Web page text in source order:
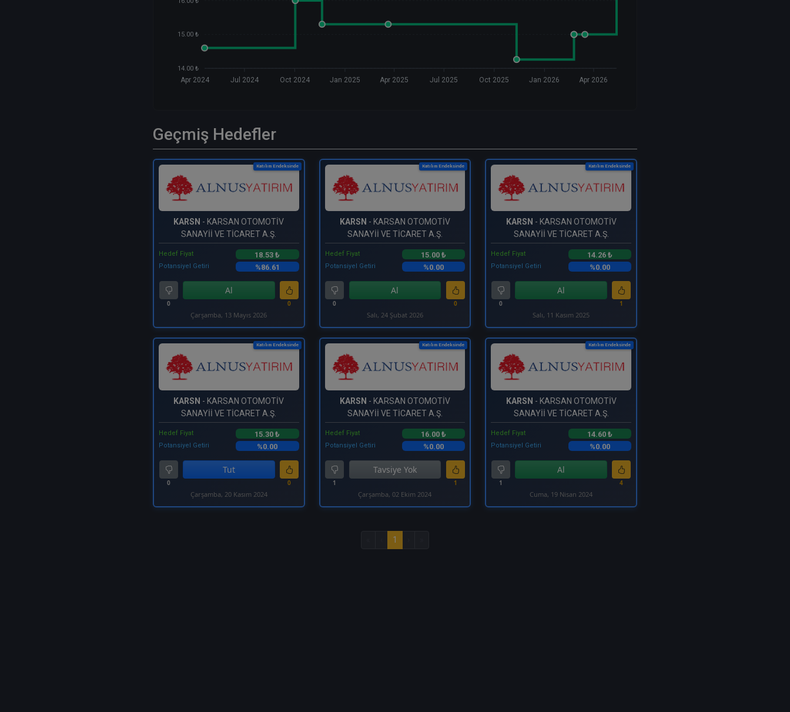
15.00 ₺
14.00 ₺
Apr 2024 Jul 2024 Oct 2024 Jan 2025 Apr 2025 Jul 2025 Oct 2025 Jan 2026 Apr 2026
Geçmiş Hedefler
Katılım Endeksinde
KARSN - KARSAN OTOMOTİV
SANAYİİ VE TİCARET A.Ş.
Hedef Fiyat 18.53 ₺
Potansiyel Getiri %86.61
0
Al
0
Çarşamba, 13 Mayıs 2026
Katılım Endeksinde
KARSN - KARSAN OTOMOTİV
SANAYİİ VE TİCARET A.Ş.
Hedef Fiyat 15.00 ₺
Potansiyel Getiri %0.00
0
Al
0
Salı, 24 Şubat 2026
Katılım Endeksinde
KARSN - KARSAN OTOMOTİV
SANAYİİ VE TİCARET A.Ş.
Hedef Fiyat 14.26 ₺
Potansiyel Getiri %0.00
0
Al
1
Salı, 11 Kasım 2025
Katılım Endeksinde
KARSN - KARSAN OTOMOTİV
SANAYİİ VE TİCARET A.Ş.
Hedef Fiyat 15.30 ₺
Potansiyel Getiri %0.00
0
Tut
0
Çarşamba, 20 Kasım 2024
Katılım Endeksinde
KARSN - KARSAN OTOMOTİV
SANAYİİ VE TİCARET A.Ş.
Hedef Fiyat 16.00 ₺
Potansiyel Getiri %0.00
1
Tavsiye Yok
1
Çarşamba, 02 Ekim 2024
Katılım Endeksinde
KARSN - KARSAN OTOMOTİV
SANAYİİ VE TİCARET A.Ş.
Hedef Fiyat 14.60 ₺
Potansiyel Getiri %0.00
1
Al
4
Cuma, 19 Nisan 2024
1